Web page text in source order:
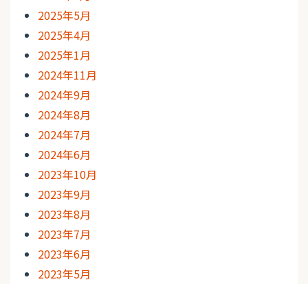
2025年5月
2025年4月
2025年1月
2024年11月
2024年9月
2024年8月
2024年7月
2024年6月
2023年10月
2023年9月
2023年8月
2023年7月
2023年6月
2023年5月